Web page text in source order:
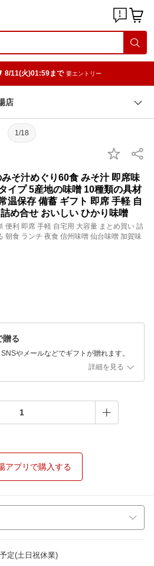
8/11(火)01:59まで 要エントリー
店
1/18
そ汁めぐり60食 みそ汁 即席味
イプ 5産地の味噌 10種類の具材
温保存 備蓄 ギフト 即席 手軽 自
め合せ おいしい ひかり味噌
便利 即席 手軽 自宅用 大容量 まとめ買い 詰
朝食 ランチ 夜食 信州味噌 仙台味噌 加賀味
贈る
やメールなどでギフトが贈れます。
詳細を見る
アプリで購入する
定(土日祝休業)